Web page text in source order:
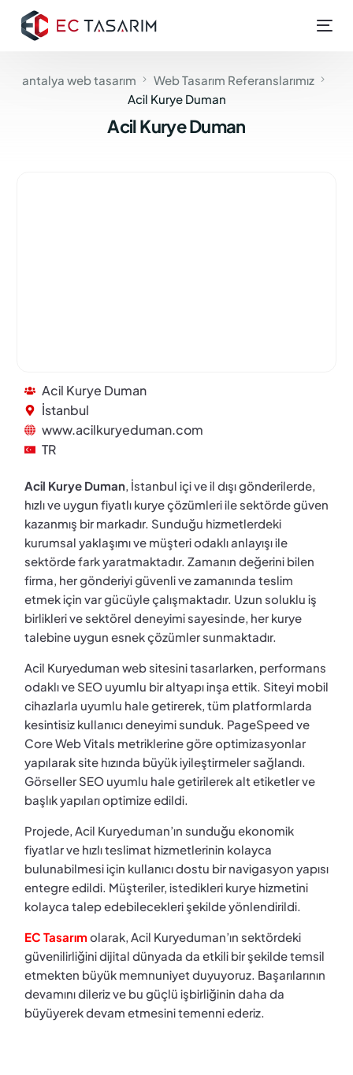
antalya web tasarım
Web Tasarım Referanslarımız
Acil Kurye Duman
Acil Kurye Duman
Acil Kurye Duman
İstanbul
www.acilkuryeduman.com
TR
Acil Kurye Duman, İstanbul içi ve il dışı gönderilerde,
hızlı ve uygun fiyatlı kurye çözümleri ile sektörde güven
kazanmış bir markadır. Sunduğu hizmetlerdeki
kurumsal yaklaşımı ve müşteri odaklı anlayışı ile
sektörde fark yaratmaktadır. Zamanın değerini bilen
firma, her gönderiyi güvenli ve zamanında teslim
etmek için var gücüyle çalışmaktadır. Uzun soluklu iş
birlikleri ve sektörel deneyimi sayesinde, her kurye
talebine uygun esnek çözümler sunmaktadır.
Acil Kuryeduman web sitesini tasarlarken, performans
odaklı ve SEO uyumlu bir altyapı inşa ettik. Siteyi mobil
cihazlarla uyumlu hale getirerek, tüm platformlarda
kesintisiz kullanıcı deneyimi sunduk. PageSpeed ve
Core Web Vitals metriklerine göre optimizasyonlar
yapılarak site hızında büyük iyileştirmeler sağlandı.
Görseller SEO uyumlu hale getirilerek alt etiketler ve
başlık yapıları optimize edildi.
Projede, Acil Kuryeduman’ın sunduğu ekonomik
fiyatlar ve hızlı teslimat hizmetlerinin kolayca
bulunabilmesi için kullanıcı dostu bir navigasyon yapısı
entegre edildi. Müşteriler, istedikleri kurye hizmetini
kolayca talep edebilecekleri şekilde yönlendirildi.
EC Tasarımolarak, Acil Kuryeduman’ın sektördeki
güvenilirliğini dijital dünyada da etkili bir şekilde temsil
etmekten büyük memnuniyet duyuyoruz. Başarılarının
devamını dileriz ve bu güçlü işbirliğinin daha da
büyüyerek devam etmesini temenni ederiz.